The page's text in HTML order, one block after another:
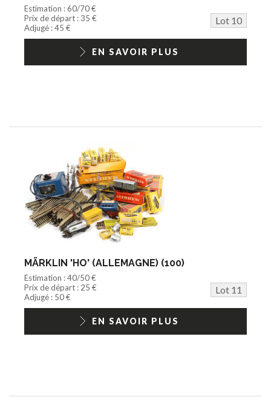
Estimation : 60/70 €
Prix de départ : 35 €
Lot 10
Adjugé : 45 €
EN SAVOIR PLUS
MÄRKLIN 'HO' (ALLEMAGNE) (100)
Estimation : 40/50 €
Prix de départ : 25 €
Lot 11
Adjugé : 50 €
EN SAVOIR PLUS